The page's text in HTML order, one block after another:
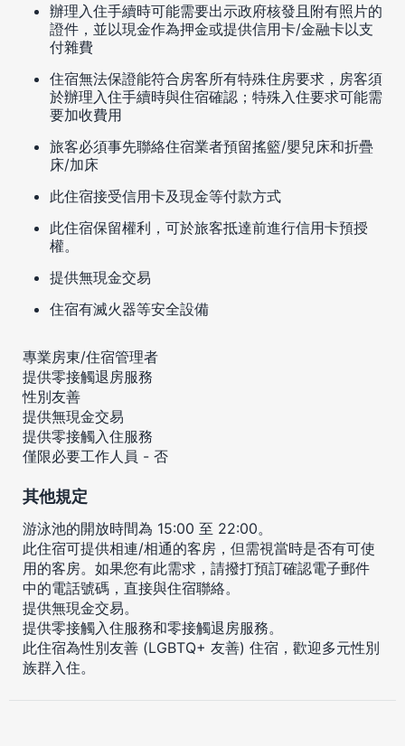
辦理入住手續時可能需要出示政府核發且附有照片的
證件，並以現金作為押金或提供信用卡/金融卡以支
付雜費
住宿無法保證能符合房客所有特殊住房要求，房客須
於辦理入住手續時與住宿確認；特殊入住要求可能需
要加收費用
旅客必須事先聯絡住宿業者預留搖籃/嬰兒床和折疊
床/加床
此住宿接受信用卡及現金等付款方式
此住宿保留權利，可於旅客抵達前進行信用卡預授
權。
提供無現金交易
住宿有滅火器等安全設備
專業房東/住宿管理者
提供零接觸退房服務
性別友善
提供無現金交易
提供零接觸入住服務
僅限必要工作人員 - 否
其他規定
游泳池的開放時間為 15:00 至 22:00。
此住宿可提供相連/相通的客房，但需視當時是否有可使
用的客房。如果您有此需求，請撥打預訂確認電子郵件
中的電話號碼，直接與住宿聯絡。
提供無現金交易。
提供零接觸入住服務和零接觸退房服務。
此住宿為性別友善 (LGBTQ+ 友善) 住宿，歡迎多元性別
族群入住。